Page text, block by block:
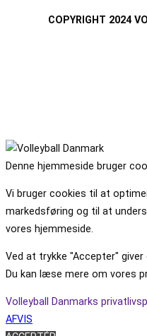
COPYRIGHT 2024
Denne hjemmeside bruger
Vi bruger cookies til at
markedsføring og til at
vores hjemmeside.
Ved at trykke "Accepter"
Du kan læse mere om vores
Volleyball Danmarks
AFVIS